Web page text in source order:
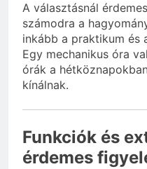
A választásnál
számodra a
inkább a praktikum és
Egy mechanikus óra
órák a
kínálnak.
Funkciók és
érdemes